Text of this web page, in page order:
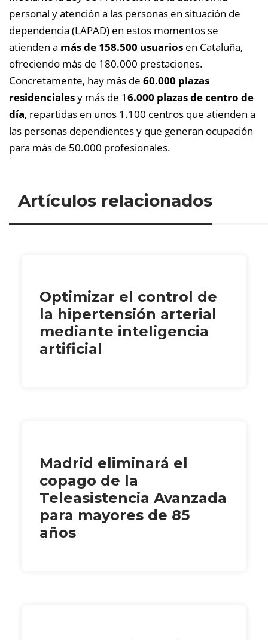
personal y atención a las personas en situación de
dependencia (LAPAD) en estos momentos se
atienden a más de 158.500 usuarios en Cataluña,
ofreciendo más de 180.000 prestaciones.
Concretamente, hay más de 60.000 plazas
residencialesy más de 16.000 plazas de centro de
día, repartidas en unos 1.100 centros que atienden a
las personas dependientes y que generan ocupación
para más de 50.000 profesionales.
Artículos relacionados
Optimizar el control de
la hipertensión arterial
mediante inteligencia
artificial
Madrid eliminará el
copago de la
Teleasistencia Avanzada
para mayores de 85
años